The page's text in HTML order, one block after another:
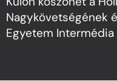
Nagykövetségének
Egyetem Intermédia